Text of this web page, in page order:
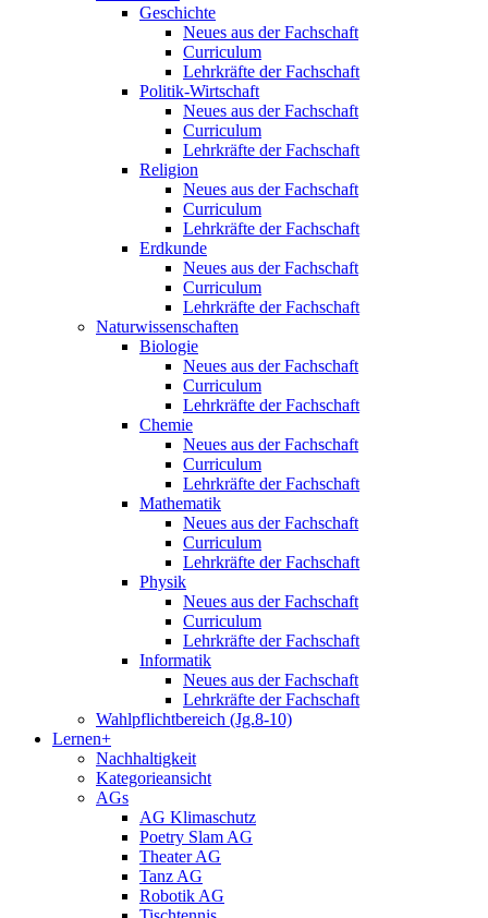
Geschichte
Neues aus der Fachschaft
Curriculum
Lehrkräfte der Fachschaft
Politik-Wirtschaft
Neues aus der Fachschaft
Curriculum
Lehrkräfte der Fachschaft
Religion
Neues aus der Fachschaft
Curriculum
Lehrkräfte der Fachschaft
Erdkunde
Neues aus der Fachschaft
Curriculum
Lehrkräfte der Fachschaft
Naturwissenschaften
Biologie
Neues aus der Fachschaft
Curriculum
Lehrkräfte der Fachschaft
Chemie
Neues aus der Fachschaft
Curriculum
Lehrkräfte der Fachschaft
Mathematik
Neues aus der Fachschaft
Curriculum
Lehrkräfte der Fachschaft
Physik
Neues aus der Fachschaft
Curriculum
Lehrkräfte der Fachschaft
Informatik
Neues aus der Fachschaft
Lehrkräfte der Fachschaft
Wahlpflichtbereich (Jg.8-10)
Lernen+
Nachhaltigkeit
Kategorieansicht
AGs
AG Klimaschutz
Poetry Slam AG
Theater AG
Tanz AG
Robotik AG